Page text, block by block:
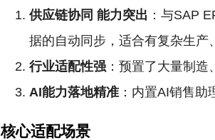
供应链协同 能力突出 ：与SAP
据的自动同步，适合有复杂生产
行业适配性强 ：预置了大量制
AI能力落地精准：内置AI销售助
核心适配场景